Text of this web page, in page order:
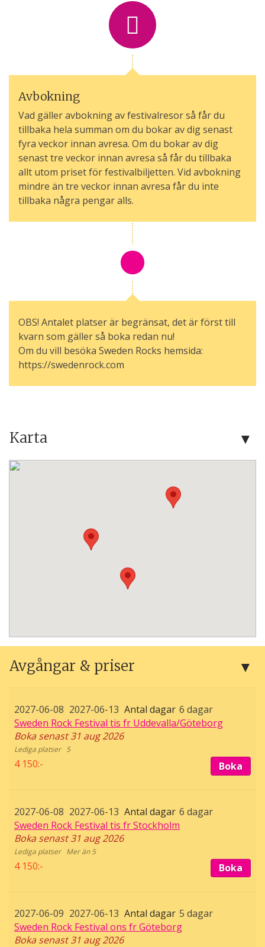
Avbokning
Vad gäller avbokning av festivalresor så får du
tillbaka hela summan om du bokar av dig senast
fyra veckor innan avresa. Om du bokar av dig
senast tre veckor innan avresa så får du tillbaka
allt utom priset för festivalbiljetten. Vid avbokning
mindre än tre veckor innan avresa får du inte
tillbaka några pengar alls.
OBS! Antalet platser är begränsat, det är först till
kvarn som gäller så boka redan nu!
Om du vill besöka Sweden Rocks hemsida:
https://swedenrock.com
Karta
Avgångar & priser
2027-06-08 2027-06-13
6 dagar
Sweden Rock Festival tis fr Uddevalla/Göteborg
Boka senast 31 aug 2026
5
4 150:- Boka
2027-06-08 2027-06-13
6 dagar
Sweden Rock Festival tis fr Stockholm
Boka senast 31 aug 2026
Mer än 5
4 150:- Boka
2027-06-09 2027-06-13
5 dagar
Sweden Rock Festival ons fr Göteborg
Boka senast 31 aug 2026